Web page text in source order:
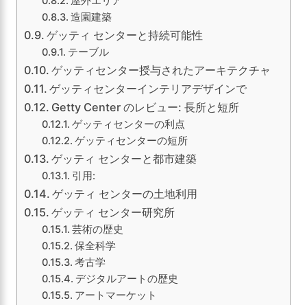
造園建築
ゲッティ センターと持続可能性
テーブル
ゲッティセンター授与されたアーキテクチャ
ゲッティセンターインテリアデザインで
Getty Center のレビュー: 長所と短所
ゲッティセンターの利点
ゲッティセンターの短所
ゲッティ センターと都市建築
引用:
ゲッティ センターの土地利用
ゲッティ センター研究所
芸術の歴史
保全科学
考古学
デジタルアートの歴史
アートマーケット